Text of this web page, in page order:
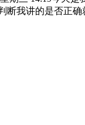
我讲的是否正